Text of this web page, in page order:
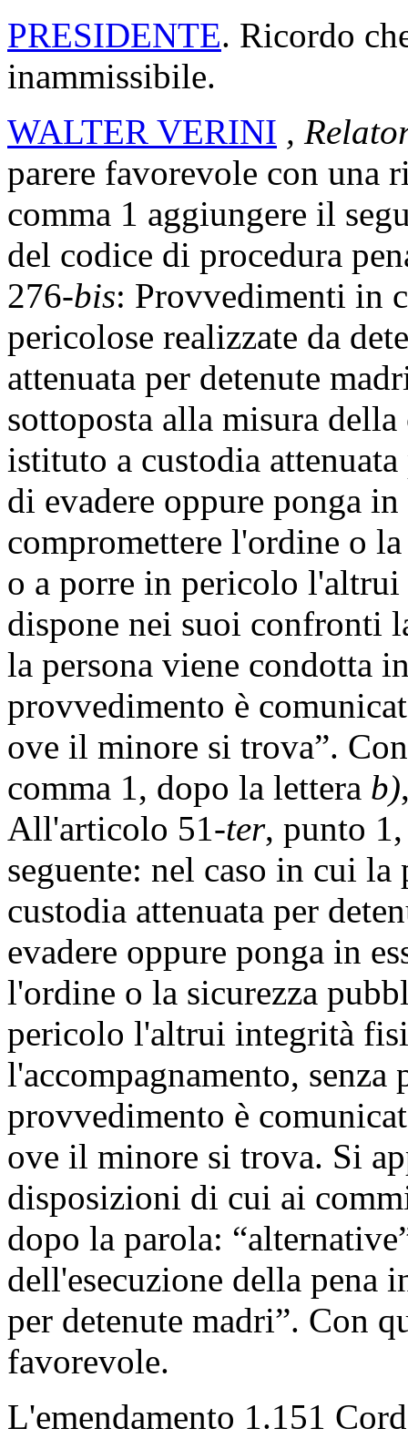
PRESIDENTE. Ricordo
inammissibile.
WALTER VERINI ,
parere favorevole con una
comma 1 aggiungere il
del codice di procedura
276-bis: Provvedimenti in
pericolose realizzate da
attenuata per detenute
sottoposta alla misura
istituto a custodia
di evadere oppure ponga
compromettere l'ordine o
o a porre in pericolo
dispone nei suoi confronti
la persona viene condotta
provvedimento è
ove il minore si trova”.
comma 1, dopo la lettera b)
All'articolo 51-ter, punto
seguente: nel caso in cui
custodia attenuata per
evadere oppure ponga in
l'ordine o la sicurezza
pericolo l'altrui integrità
l'accompagnamento,
provvedimento è
ove il minore si trova. Si
disposizioni di cui ai
dopo la parola:
dell'esecuzione della pena
per detenute madri”. Con
favorevole.
L'emendamento 1.151